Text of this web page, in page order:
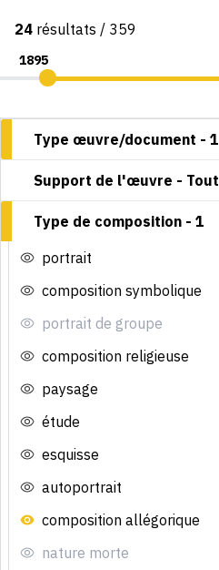
24 résultats / 359
Type œuvre/document - 1
Support de l'œuvre - Tout
Type de composition - 1
portrait
composition symbolique
portrait de groupe
composition religieuse
paysage
étude
esquisse
autoportrait
composition allégorique
nature morte